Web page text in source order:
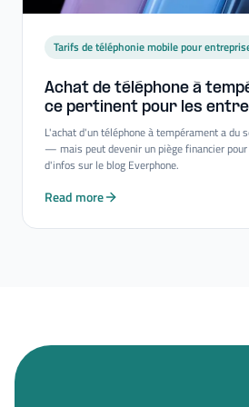
Tarifs de téléphonie mobile pour
Achat de téléphone à
ce pertinent pour les
L'achat d'un téléphone à tempérament a du
— mais peut devenir un piège financier
d'infos sur le blog Everphone.
Read more